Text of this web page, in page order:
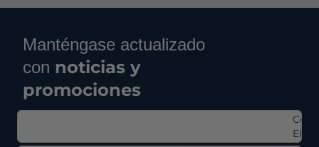
Manténgase actualizado
con noticias y
promociones